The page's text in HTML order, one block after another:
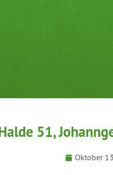
51,
Oktober